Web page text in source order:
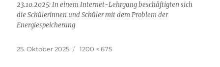
23.10.2025: In einem Internet-Lehrgang beschäftigten sich
die Schülerinnen und Schüler mit dem Problem der
Energiespeicherung
Veröffentlicht
25. Oktober 2025
Volle
1200 × 675